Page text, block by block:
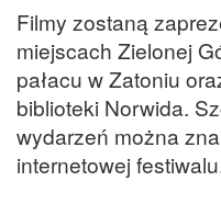
Filmy zostaną
miejscach Zielonej
pałacu w Zatoniu
biblioteki Norwida.
wydarzeń można
internetowej